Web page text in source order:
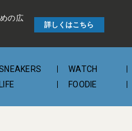
の広
詳しくはこちら
WATCH
LIFE FOODIE